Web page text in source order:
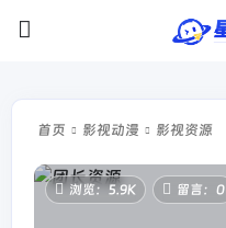
首页 影视动漫 影视资源
浏览：5.9K 留言：0